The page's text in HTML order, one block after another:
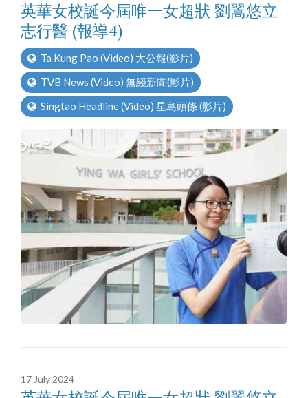
英華女校誕今屆唯一女超狀 劉翯悠立
志行醫 (報導4)
Ta Kung Pao (Video) 大公報(影片)
TVB News (Video) 無綫新聞(影片)
Singtao Headline (Video) 星島頭條 (影片)
17 July 2024